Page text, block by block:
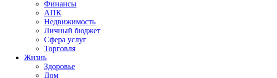
Финансы
АПК
Недвижимость
Личный бюджет
Сфера услуг
Торговля
Жизнь
Здоровье
Дом